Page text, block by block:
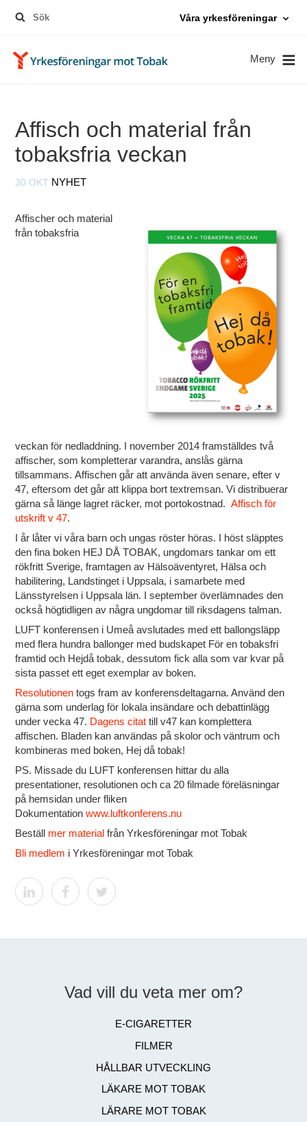
Sök
Våra yrkesföreningar
Meny
Affisch och material från
tobaksfria veckan
30 OKT NYHET
Affischer och material
från tobaksfria
veckan för nedladdning. I november 2014 framställdes två
affischer, som kompletterar varandra, anslås gärna
tillsammans. Affischen går att använda även senare, efter v
47, eftersom det går att klippa bort textremsan. Vi distribuerar
gärna så länge lagret räcker, mot portokostnad.Affisch för
utskrift v 47.
I år låter vi våra barn och ungas röster höras. I höst släpptes
den fina boken HEJ DÅ TOBAK, ungdomars tankar om ett
rökfritt Sverige, framtagen av Hälsoäventyret, Hälsa och
habilitering, Landstinget i Uppsala, i samarbete med
Länsstyrelsen i Uppsala län. I september överlämnades den
också högtidligen av några ungdomar till riksdagens talman.
LUFT konferensen i Umeå avslutades med ett ballongsläpp
med flera hundra ballonger med budskapet För en tobaksfri
framtid och Hejdå tobak, dessutom fick alla som var kvar på
sista passet ett eget exemplar av boken.
Resolutionen togs fram av konferensdeltagarna. Använd den
gärna som underlag för lokala insändare och debattinlägg
under vecka 47. Dagens citat till v47 kan komplettera
affischen. Bladen kan användas på skolor och väntrum och
kombineras med boken, Hej då tobak!
PS. Missade du LUFT konferensen hittar du alla
presentationer, resolutionen och ca 20 filmade föreläsningar
på hemsidan under fliken
Dokumentationwww.luftkonferens.nu
Beställ mer material från Yrkesföreningar mot Tobak
Bli medlem i Yrkesföreningar mot Tobak
Vad vill du veta mer om?
E-CIGARETTER
FILMER
HÅLLBAR UTVECKLING
LÄKARE MOT TOBAK
LÄRARE MOT TOBAK